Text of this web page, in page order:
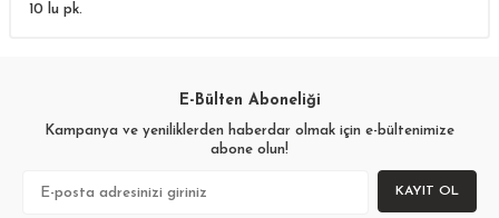
10 lu pk.
E-Bülten Aboneliği
Kampanya ve yeniliklerden haberdar olmak için e-bültenimize
abone olun!
KAYIT OL